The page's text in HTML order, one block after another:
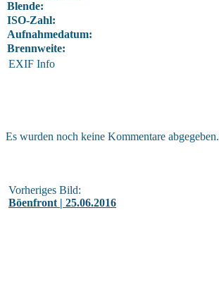
Blende:
ISO-Zahl:
Aufnahmedatum:
Brennweite:
EXIF Info
Es wurden noch keine Kommentare abgegeben.
Vorheriges Bild:
Böenfront | 25.06.2016